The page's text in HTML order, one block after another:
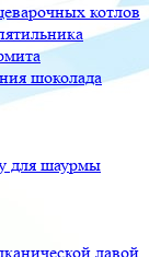
котлов
шоколада
для шаурмы
лавой